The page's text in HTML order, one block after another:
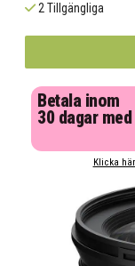
2 Tillgängliga
Betala inom
30 dagar
Klicka